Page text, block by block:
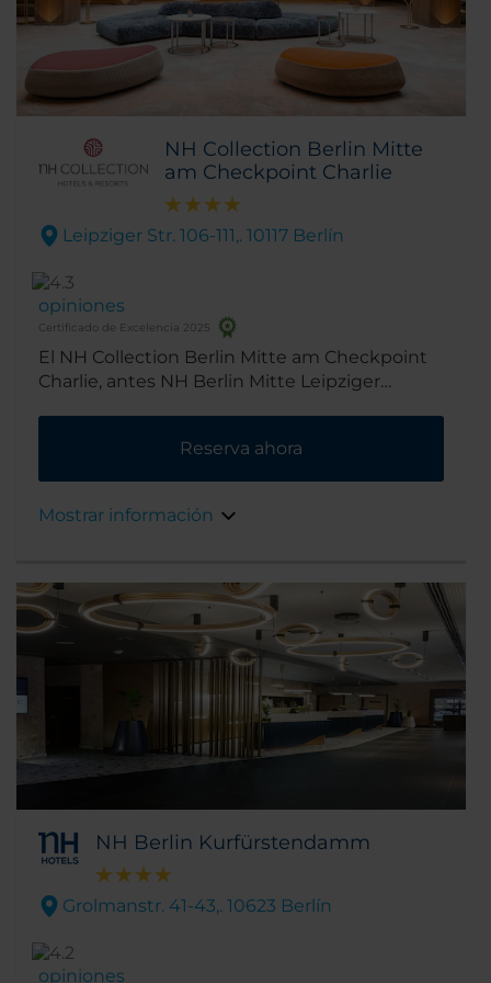
NH Collection Berlin Mitte
am Checkpoint Charlie
Leipziger Str. 106-111,. 10117 Berlín
opiniones
Certificado de Excelencia 2025
El NH Collection Berlin Mitte am Checkpoint
Charlie, antes NH Berlin Mitte Leipziger
ciudad. Se encuentra cerca de
Friedrichstrasse, una de las principales calles
Galeries Lafayette, Quartier 206, The Q o Mall
Reserva ahora
Mostrar información
NH Berlin Kurfürstendamm
Grolmanstr. 41-43,. 10623 Berlín
opiniones